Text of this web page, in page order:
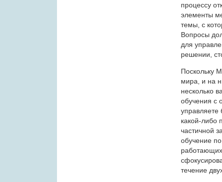
процессу
элементы
темы, с
Вопросы
для
решении,
Поскольку
мира, и на
несколько
обучения с
управляете
какой-либо
частичной
обучение
течение